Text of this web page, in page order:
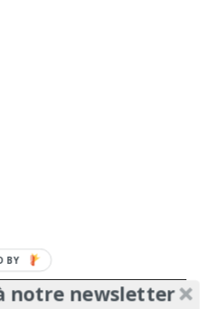
notre newsletter